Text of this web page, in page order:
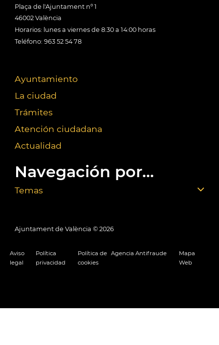
Plaça de l'Ajuntament nº 1
46002 València
Horarios: lunes a viernes de 8:30 a 14:00 horas
Teléfono: 963 52 54 78
Ayuntamiento
La ciudad
Trámites
Atención ciudadana
Actualidad
Navegación por...
Temas
Ajuntament de València © 2026
Aviso
legal
Política
privacidad
Política de
cookies
Agencia Antifraude
Mapa
Web